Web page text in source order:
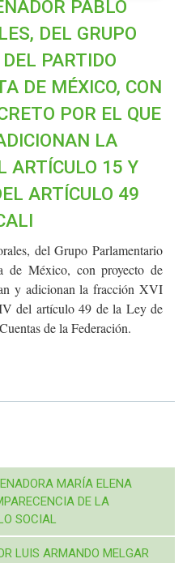
PABLO
DEL GRUPO
PARTIDO
DE MÉXICO, CON
POR EL QUE
LA
ARTÍCULO 15 Y
ARTÍCULO 49
del Grupo Parlamentario
de México, con proyecto de
y adicionan la fracción XVI
del artículo 49 de la Ley de
de la Federación.
MARÍA ELENA
DE LA
SOCIAL
LUIS ARMANDO MELGAR